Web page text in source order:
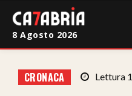
Cronaca
8 Agosto 2026
CRONACA Lettura 1